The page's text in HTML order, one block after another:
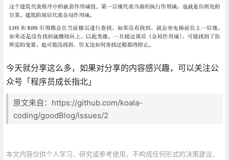
今天就分享这么多，如果对分享的内容感兴趣，可以关注公
众号「程序员成长指北」
原文来自：https://github.com/koala-
coding/goodBlog/issues/2
本文内容仅供个人学习、研究或参考使用，不构成任何形式的决策建议、